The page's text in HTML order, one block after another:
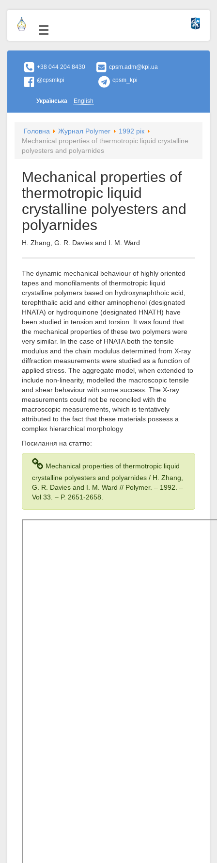
+38 044 204 8430
cpsm.adm@kpi.ua
@cpsmkpi
cpsm_kpi
Українська English
Головна Журнал Polymer
1992 рік
Mechanical properties of thermotropic liquid crystalline
polyesters and polyarnides
Mechanical properties of
thermotropic liquid
crystalline polyesters and
polyarnides
H. Zhang, G. R. Davies and I. M. Ward
The dynamic mechanical behaviour of highly oriented
tapes and monofilaments of thermotropic liquid
crystalline polymers based on hydroxynaphthoic acid,
terephthalic acid and either aminophenol (designated
HNATA) or hydroquinone (designated HNATH) have
been studied in tension and torsion. It was found that
the mechanical properties of these two polymers were
very similar. In the case of HNATA both the tensile
modulus and the chain modulus determined from X-ray
diffraction measurements were studied as a function of
applied stress. The aggregate model, when extended to
include non-linearity, modelled the macroscopic tensile
and shear behaviour with some success. The X-ray
measurements could not be reconciled with the
macroscopic measurements, which is tentatively
attributed to the fact that these materials possess a
complex hierarchical morphology
Посилання на статтю:
Mechanical properties of thermotropic liquid
crystalline polyesters and polyarnides / H. Zhang,
G. R. Davies and I. M. Ward // Polymer. – 1992 . –
Vol 33 . – P. 2651-2658.